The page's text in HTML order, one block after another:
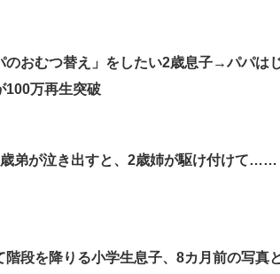
のおむつ替え」をしたい2歳息子→パパ
100万再生突破
弟が泣き出すと、2歳姉が駆け付けて
階段を降りる小学生息子、8カ月前の写